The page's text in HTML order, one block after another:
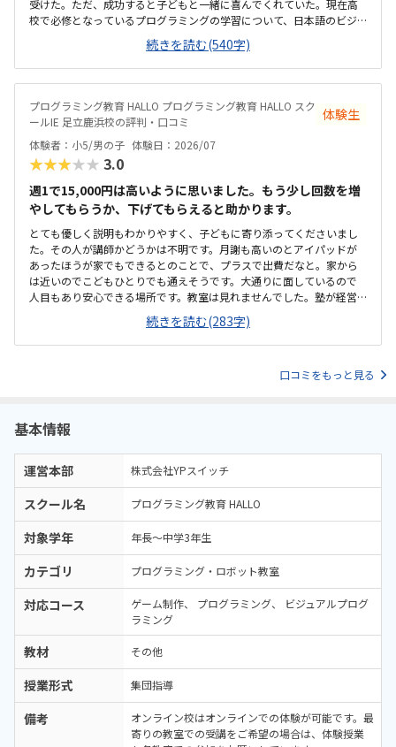
受けた。ただ、成功すると子どもと一緒に喜んでくれていた。現在高
校で必修となっているプログラミングの学習について、日本語のビジ
ュアル言語からはじめ、本格的なテキストコーディングまでを段階的
にステップアップして繋げ将来必要な力まで着実に身に付けることが
出来そうだと感じた。また、ゲームを作成し他の生徒から評価をうけ
ることが出来るという仕組みも、子どもが興味をもって取り組めそう
だと感じた。駅からさほど離れておらず、自転車置場もあるため通い
やすいと思うただ、看板としては同教室内で行われている【個別指導
スクールIE】の表記しか見受けられず、【HALLO】の教室が別にあるの
か少し迷ってしまった。教室内の色調も明るく、居心地はいいと感じ
た。ただ、同一の教室内で教科学習の個別指導も行われているため、
いか気にかかる料金設定は特に目立って高くも低くもなく適正だと感
じた。4月のキャンペーンで入会費無料という説明もあり、体験時に入
会を決めた
続きを読む(540字)
プログラミング教育 HALLO プログラミング教育 HALLO スク
ールIE 足立鹿浜校の評判・口コミ
体験生
体験者：小5/男の子 体験日：2026/07
★★★★★ 3.0
週1で15,000円は高いように思いました。もう少し回数を増
やしてもらうか、下げてもらえると助かります。
とても優しく説明もわかりやすく、子どもに寄り添ってくださいまし
た。その人が講師かどうかは不明です。月謝も高いのとアイパッドが
あったほうが家でもできるとのことで、プラスで出費だなと。家から
は近いのでこどもひとりでも通えそうです。大通りに面しているので
人目もあり安心できる場所です。教室は見れませんでした。塾が経営
しているとのことで塾の方の教室は少し覗けました。建物自体が古い
感じでした。週1で15,000円は高いように思いました。もう少し回数を
増やしてもらうか、下げてもらえると助かります。説明してくれた方
続きを読む(283字)
口コミをもっと見る
基本情報
運営本部 株式会社YPスイッチ
スクール名 プログラミング教育 HALLO
対象学年 年長～中学3年生
カテゴリ プログラミング・ロボット教室
対応コース ゲーム制作 プログラミング
ビジュアルプログ
ラミング
教材 その他
授業形式 集団指導
備考
オンライン校はオンラインでの体験が可能です。最
寄りの教室での受講をご希望の場合は、体験授業